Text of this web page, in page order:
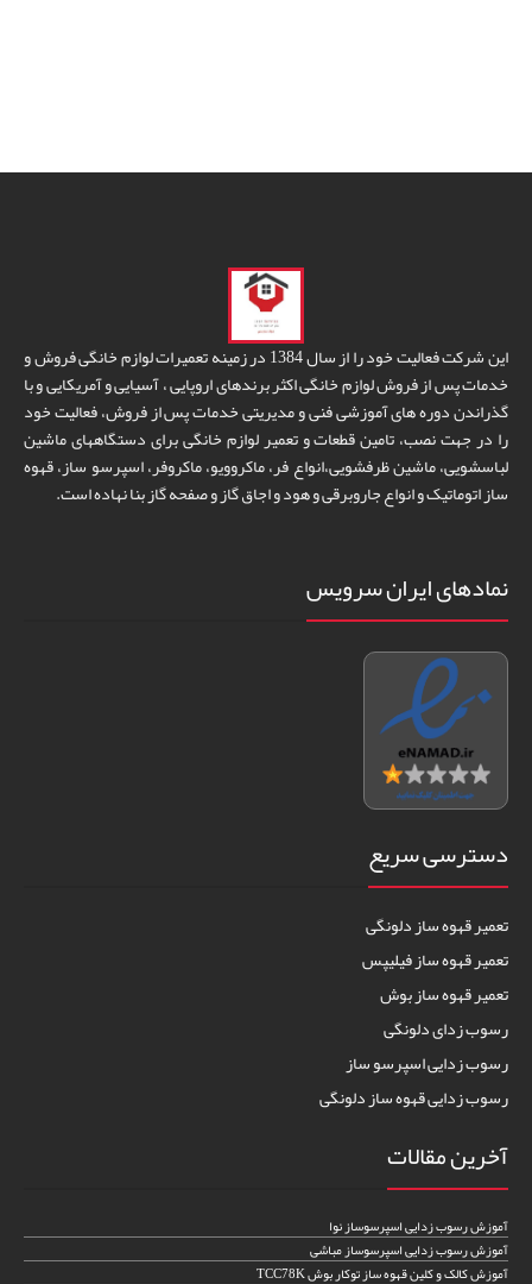
این شرکت فعالیت خود را از سال 1384 در زمینه تعمیرات لوازم خانگی فروش و
خدمات پس از فروش لوازم خانگی اکثر برندهای اروپایی ، آسیایی و آمریکایی و با
گذراندن دوره های آموزشی فنی و مدیریتی خدمات پس از فروش، فعالیت خود
را در جهت نصب، تامین قطعات و تعمیر لوازم خانگی برای دستگاههای ماشین
لباسشویی، ماشین ظرفشویی،انواع فر، ماکروویو، ماکروفر، اسپرسو ساز، قهوه
ساز اتوماتیک و انواع جاروبرقی و هود و اجاق گاز و صفحه گاز بنا نهاده است.
نمادهای ایران سرویس
دسترسی سریع
تعمیر قهوه ساز دلونگی
تعمیر قهوه ساز فیلیپس
تعمیر قهوه ساز بوش
رسوب زدای دلونگی
رسوب زدایی اسپرسو ساز
رسوب زدایی قهوه ساز دلونگی
آخرین مقالات
آموزش رسوب زدایی اسپرسوساز نوا
آموزش رسوب زدایی اسپرسوساز مباشی
آموزش کالک و کلین قهوه ساز توکار بوش TCC78K